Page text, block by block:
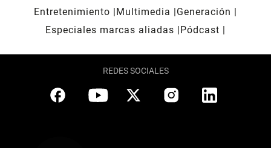
Entretenimiento
Multimedia
Generación
Especiales marcas aliadas
Pódcast
REDES SOCIALES